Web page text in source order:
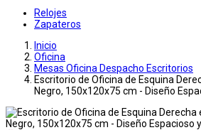
Relojes
Zapateros
Inicio
Oficina
Mesas Oficina Despacho Escritorios
Escritorio de Oficina de Esquina
Negro, 150x120x75 cm - Diseño